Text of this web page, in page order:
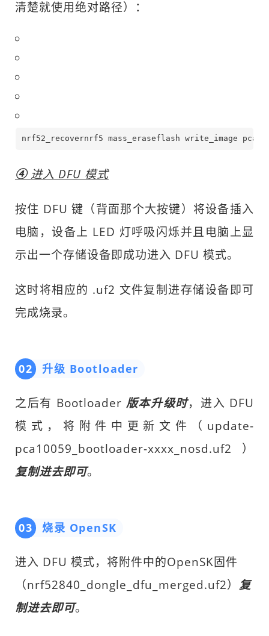
清楚就使用绝对路径）：
nrf52_recovernrf5 mass_eraseflash write_image
④进入 DFU 模式
按住 DFU 键（背面那个大按键）将设备插入
电脑，设备上 LED 灯呼吸闪烁并且电脑上显
示出一个存储设备即成功进入 DFU 模式。
这时将相应的 .uf2 文件复制进存储设备即可
完成烧录。
02 升级 Bootloader
之后有 Bootloader 版本升级时，进入 DFU
模式，将附件中更新文件（update-
pca10059_bootloader-xxxx_nosd.uf2）
复制进去即可。
03 烧录 OpenSK
进入 DFU 模式， 将附件中的OpenSK固件
（nrf52840_dongle_dfu_merged.uf2） 复
制进去即可。